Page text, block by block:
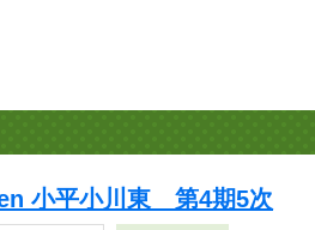
小平小川東 第4期5次